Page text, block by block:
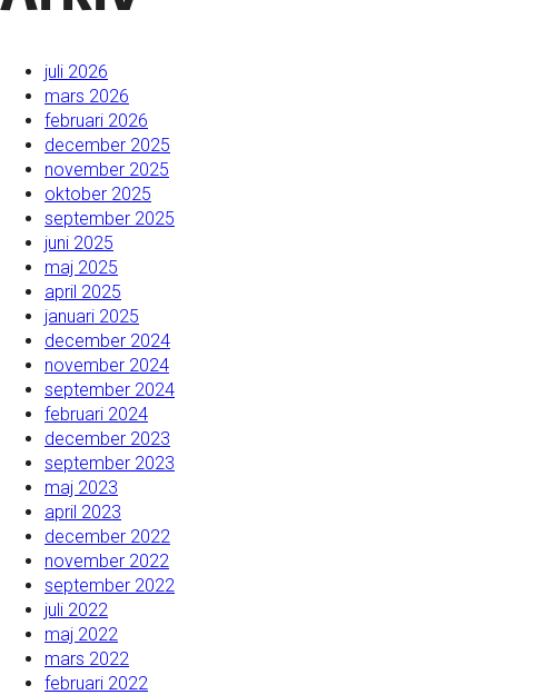
juli 2026
mars 2026
februari 2026
december 2025
november 2025
oktober 2025
september 2025
juni 2025
maj 2025
april 2025
januari 2025
december 2024
november 2024
september 2024
februari 2024
december 2023
september 2023
maj 2023
april 2023
december 2022
november 2022
september 2022
juli 2022
maj 2022
mars 2022
februari 2022